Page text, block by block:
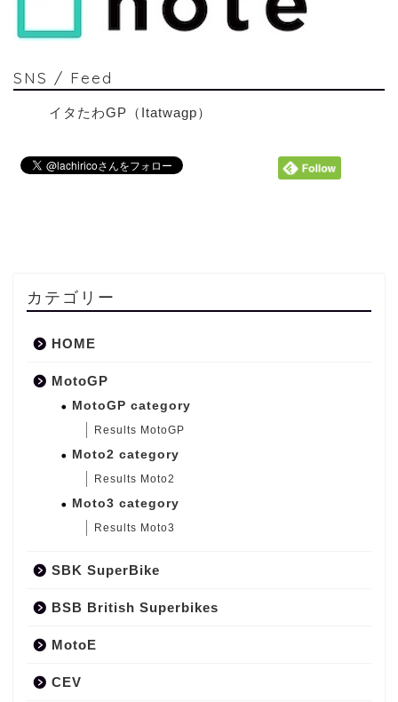
SNS / Feed
イタたわGP（Itatwagp）
カテゴリー
HOME
MotoGP
MotoGP category
Results MotoGP
Moto2 category
Results Moto2
Moto3 category
Results Moto3
SBK SuperBike
BSB British Superbikes
MotoE
CEV